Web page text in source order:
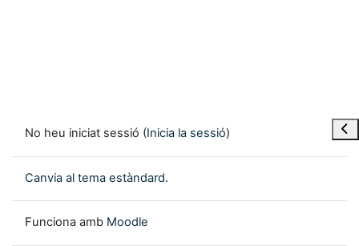
No heu iniciat sessió (Inicia la sessió)
Canvia al tema estàndard.
Funciona amb Moodle